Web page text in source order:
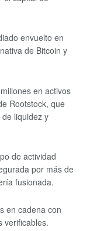
envuelto en
de Bitcoin y
en activos
Rootstock, que
liquidez y
de actividad
por más de
fusionada.
en cadena con
verificables.